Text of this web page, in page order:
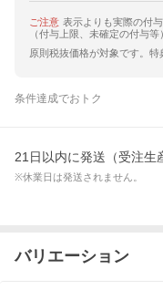
ご注意 表示よりも実際の付
（付与上限、未確定の付与等）
原則税抜価格が対象です。特
条件達成でおトク
21日以内に発送（受注生
※休業日は発送されません。
バリエーション